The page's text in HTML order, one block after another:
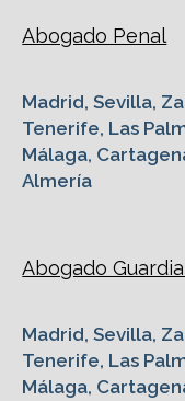
Abogado Penal
Madrid, Sevilla,
Tenerife, Las
Málaga,
Almería
Abogado
Madrid, Sevilla,
Tenerife, Las
Málaga,